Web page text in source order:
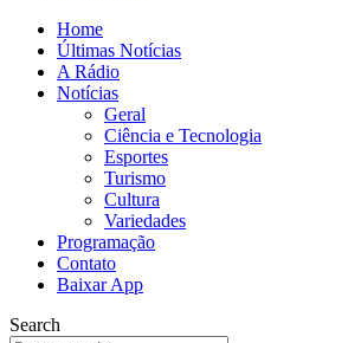
Home
Últimas Notícias
A Rádio
Notícias
Geral
Ciência e Tecnologia
Esportes
Turismo
Cultura
Variedades
Programação
Contato
Baixar App
Search